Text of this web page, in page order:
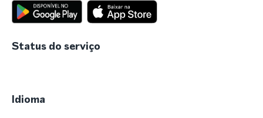
Status do serviço
Idioma